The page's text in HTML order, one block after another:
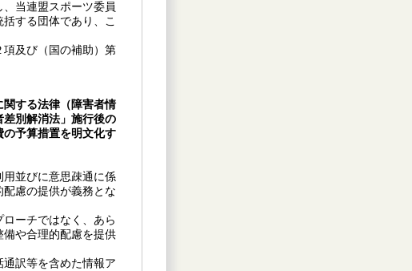
当連盟スポーツ委員
する団体であり、こ
及び（国の補助）第
関する法律（障害者情
別解消法」施行後の
予算措置を明文化す
並びに意思疎通に係
慮の提供が義務とな
ーチではなく、あら
や合理的配慮を提供
訳等を含めた情報ア